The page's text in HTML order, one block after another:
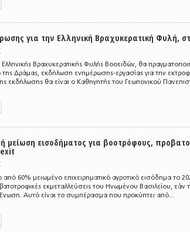
για την Ελληνική Βραχυκερατική Φυλή,
Βραχυκερατικής Φυλής Βοοειδών, θα
Δράμας, εκδήλωση ενημέρωσης-εργασίας για την
εκδήλωσης θα είναι ο Καθηγητής του Γεωπονικού
μείωση εισοδήματος για βοοτρόφους,
60% μειωμένο επιχειρηματικό αγροτικό εισόδημα το
εκμεταλλεύσεις του Ηνωμένου Βασιλείου, εάν
Αυτό είναι το συμπέρασμα που προκύπτει από...